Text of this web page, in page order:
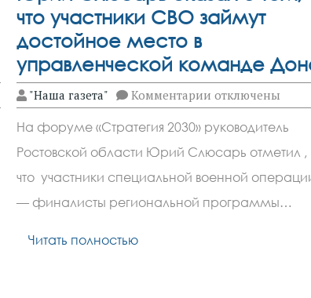
что участники СВО займут
достойное место в
управленческой команде
"Наша газета" Комментарии к
записи
Слюсарь
сказал
о
том,
что
участники
СВО
отключены
На форуме «Стратегия 2030» руководитель
Ростовской области Юрий Слюсарь отметил ,
что участники специальной военной
— финалисты региональной программы…
Читать полностью